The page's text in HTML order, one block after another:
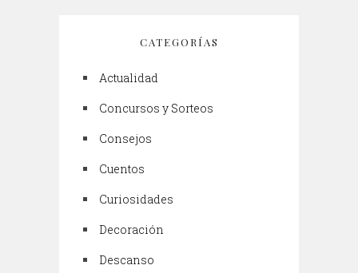
CATEGORÍAS
Actualidad
Concursos y Sorteos
Consejos
Cuentos
Curiosidades
Decoración
Descanso